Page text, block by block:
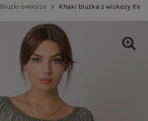
Bluzki oversize Khaki bluzka z wiskozy